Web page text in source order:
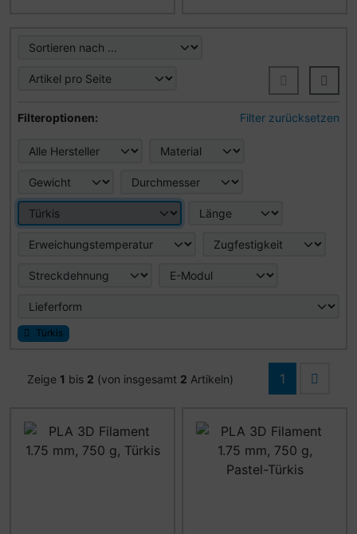
Hier können Sie die nachfolgenden Artikel nach ihren
Filteroptionen: Filter zurücksetzen
Türkis
Zeige 1 bis 2 (von insgesamt 2 Artikeln) 1